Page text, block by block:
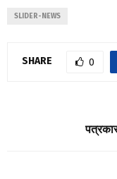
SLIDER-NEWS
SHARE 0